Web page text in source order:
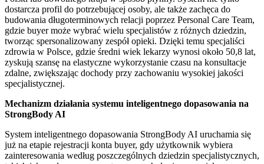
dostarcza profil do potrzebującej osoby, ale także zachęca do
budowania długoterminowych relacji poprzez Personal Care Team,
gdzie buyer może wybrać wielu specjalistów z różnych dziedzin,
tworząc spersonalizowany zespół opieki. Dzięki temu specjaliści
zdrowia w Polsce, gdzie średni wiek lekarzy wynosi około 50,8 lat,
zyskują szansę na elastyczne wykorzystanie czasu na konsultacje
zdalne, zwiększając dochody przy zachowaniu wysokiej jakości
specjalistycznej.
Mechanizm działania systemu inteligentnego dopasowania na
StrongBody AI
System inteligentnego dopasowania StrongBody AI uruchamia się
już na etapie rejestracji konta buyer, gdy użytkownik wybiera
zainteresowania według poszczególnych dziedzin specjalistycznych,